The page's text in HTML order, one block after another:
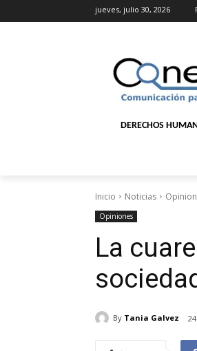
jueves, julio 30, 2026
DERECHOS
Inicio Noticias
Opiniones
La
By Tania Galvez